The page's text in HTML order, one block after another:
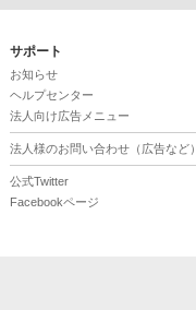
サポート
お知らせ
ヘルプセンター
法人向け広告メニュー
法人様のお問い合わせ（広告など）
公式Twitter
Facebookページ